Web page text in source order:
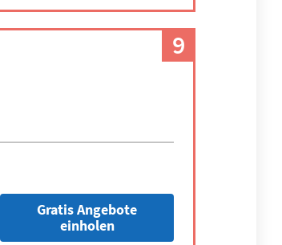
9
Gratis Angebote
einholen